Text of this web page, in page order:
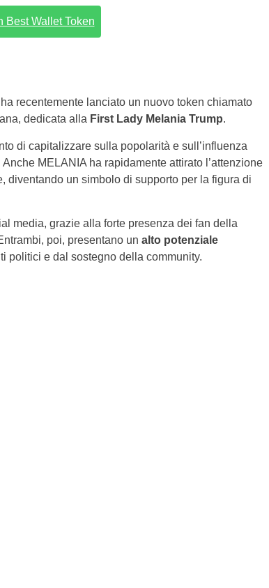
Best Wallet Token
recentemente lanciato un nuovo token chiamato
dedicata alla First Lady Melania Trump.
di capitalizzare sulla popolarità e sull’influenza
Anche MELANIA ha rapidamente attirato l’attenzione
diventando un simbolo di supporto per la figura di
media, grazie alla forte presenza dei fan della
poi, presentano un alto potenziale
politici e dal sostegno della community.